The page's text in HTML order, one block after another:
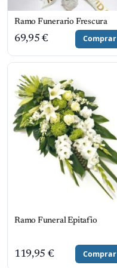
Ramo Funerario Frescura
69,95 € Comprar
Ramo Funeral Epitafio
119,95 € Comprar